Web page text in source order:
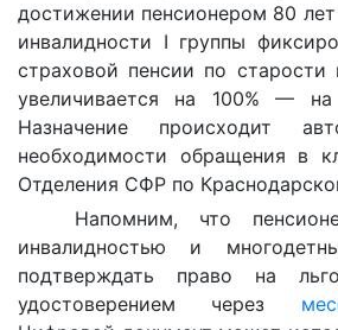
достижении пенсионером 80
инвалидности I группы
страховой пенсии по старости
увеличивается на 100% —
Назначение происходит
необходимости обращения в
Отделения СФР по
Напомним, что
инвалидностью и
подтверждать право на
удостоверением через